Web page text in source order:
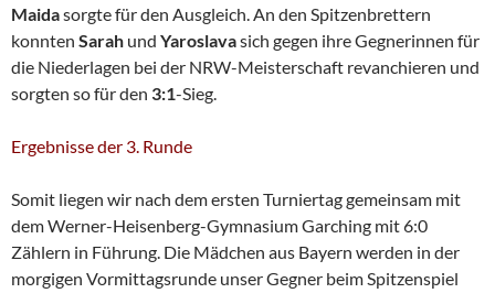
Maidasorgte für den Ausgleich. An den Spitzenbrettern
konnten Sarah und Yaroslavasich gegen ihre Gegnerinnen für
die Niederlagen bei der NRW-Meisterschaft revanchieren und
sorgten so für den 3:1-Sieg.
Ergebnisse der 3. Runde
Somit liegen wir nach dem ersten Turniertag gemeinsam mit
dem Werner-Heisenberg-Gymnasium Garching mit 6:0
Zählern in Führung. Die Mädchen aus Bayern werden in der
morgigen Vormittagsrunde unser Gegner beim Spitzenspiel